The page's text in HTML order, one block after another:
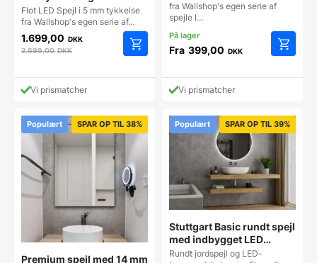
Flot LED Spejl i 5 mm tykkelse
fra Wallshop's egen serie af…
1.699,00 DKK
2.699,00DKK
Vi prismatcher
fra Wallshop's egen serie af
spejle I…
Fra 399,00 DKK
vare
vælges
på
Vi prismatcher
Populært SPAR OP TIL 38%
Premium spejl med 14 mm
Populært SPAR OP TIL 39%
Stuttgart Basic rundt spejl
med indbygget LED
backlight – Flere
Rundt jordspejl og LED-